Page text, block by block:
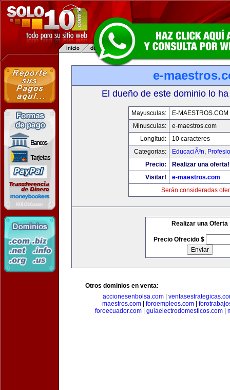
e-
El dueño de este dominio lo
Mayusculas:
E-MAESTROS.COM
Minusculas:
e-maestros.com
Longitud:
10 caracteres
Categorias:
EducaciÃ³n,
Precio:
Realizar una oferta!
Visitar!
e-maestros.com
Serán consideradas
Realizar una Oferta
Precio Ofrecido $
Otros dominios en venta:
accionesenbolsa.com|
maestros.com| foroempleos.com|
foroecuador.com| guiaelectrodomesticos.com|